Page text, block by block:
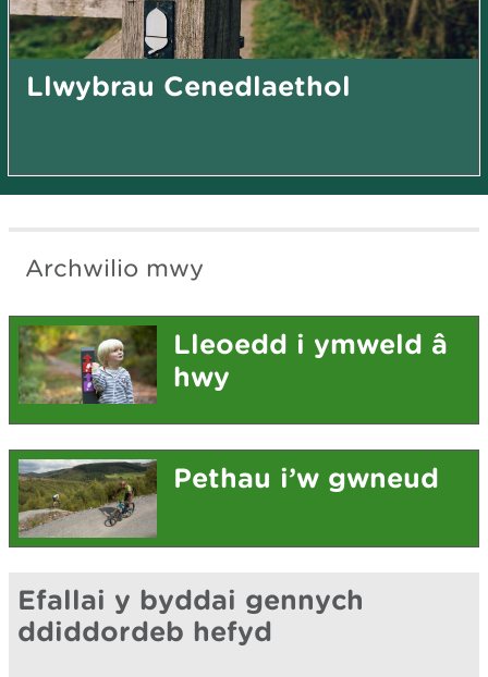
Llwybrau Cenedlaethol
Archwilio mwy
Lleoedd i ymweld â
hwy
Pethau i’w gwneud
Efallai y byddai gennych
ddiddordeb hefyd